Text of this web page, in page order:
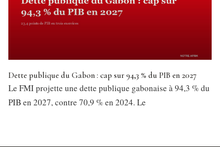
Dette publique du Gabon : cap sur 94,3 % du PIB en 2027
Le FMI projette une dette publique gabonaise à 94,3 % du
PIB en 2027, contre 70,9 % en 2024. Le